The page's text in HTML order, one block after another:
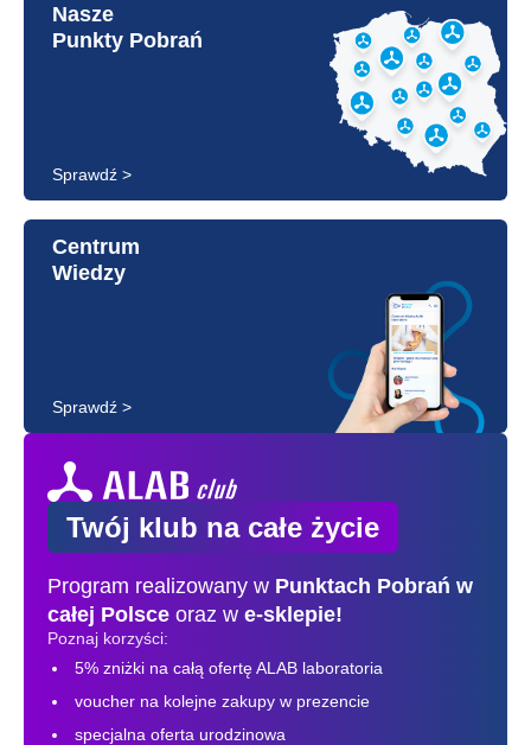
Nasze
Punkty Pobrań
Sprawdź >
Centrum
Wiedzy
Sprawdź >
Twój klub na całe życie
Program realizowany w Punktach Pobrań w
całej Polsce oraz w e-sklepie!
Poznaj korzyści:
5% zniżki na całą ofertę ALAB laboratoria
voucher na kolejne zakupy w prezencie
specjalna oferta urodzinowa